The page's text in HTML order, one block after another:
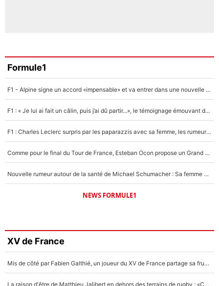
Formule1
F1 - Alpine signe un accord «impensable» et va entrer dans une nouvelle dimension : Grande nouvelle pour Pierre Gasly !
F1 : « Je lui ai fait un câlin, puis j’ai dû partir...», le témoignage émouvant de Max Verstappen sur sa fille
F1 : Charles Leclerc surpris par les paparazzis avec sa femme, les rumeurs étaient vraies !
Comme pour le final du Tour de France, Esteban Ocon propose un Grand Prix de Formule 1 à Paris : «Autour de l’Arc de Triomphe, ce serait génial» !
Nouvelle rumeur autour de la santé de Michael Schumacher : Sa femme Corinna sort du silence
NEWS FORMULE1
XV de France
Mis de côté par Fabien Galthié, un joueur du XV de France partage sa frustration : «ils ne me l’ont pas dit tout de suite»
La raison d'être de Matthieu Jalibert en dehors des terrains de rugby : «Ça m'atteint autant que si tu touches à un membre de ma famille»